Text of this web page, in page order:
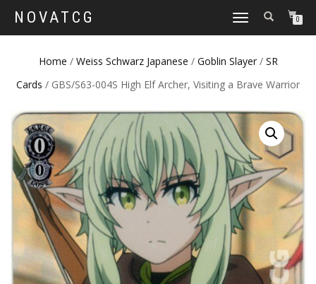
NOVATCG
TOGGLE
0
Home / Weiss Schwarz Japanese / Goblin Slayer/ SR
Cards / GBS/S63-004S High Elf Archer, Visiting a Brave Warrior